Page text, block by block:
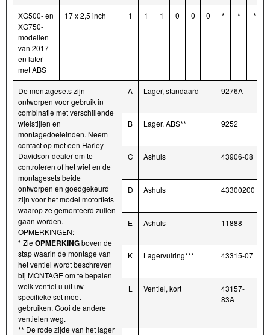
XG500- en
XG750-
modellen
van 2017
en later
met ABS
17 x 2,5 inch 1 1 1 0 0 0 * * *
De montagesets zijn
ontworpen voor gebruik in
combinatie met verschillende
wielstijlen en
montagedoeleinden. Neem
contact op met een Harley-
Davidson-dealer om te
controleren of het wiel en de
montagesets beide
ontworpen en goedgekeurd
zijn voor het model motorfiets
waarop ze gemonteerd zullen
gaan worden.
OPMERKINGEN:
* ZieOPMERKINGboven de
stap waarin de montage van
het ventiel wordt beschreven
bij MONTAGE om te bepalen
welk ventiel u uit uw
specifieke set moet
gebruiken. Gooi de andere
ventielen weg.
** De rode zijde van het lager
A Lager, standaard 9276A
B Lager, ABS** 9252
C Ashuls 43906-08
D Ashuls 43300200
E Ashuls 11888
K Lagervulring*** 43315-07
L Ventiel, kort
43157-
83A